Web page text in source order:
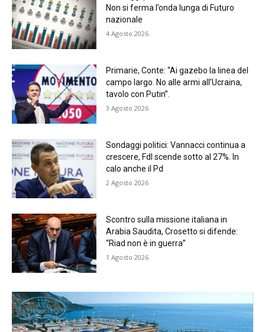
Non si ferma l’onda lunga di Futuro
nazionale
4 Agosto 2026
Primarie, Conte: “Ai gazebo la linea del
campo largo. No alle armi all’Ucraina,
tavolo con Putin”.
3 Agosto 2026
Sondaggi politici: Vannacci continua a
crescere, FdI scende sotto al 27%. In
calo anche il Pd
2 Agosto 2026
Scontro sulla missione italiana in
Arabia Saudita, Crosetto si difende:
“Riad non è in guerra”
1 Agosto 2026